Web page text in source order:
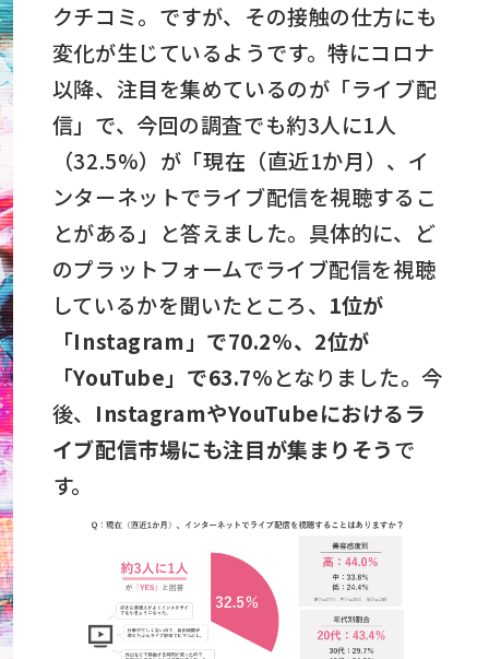
クチコミ。ですが、その接触の仕方にも
変化が生じているようです。特にコロナ
以降、注目を集めているのが「ライブ配
信」で、今回の調査でも約3人に1人
（32.5%）が「現在（直近1か月）、イ
ンターネットでライブ配信を視聴するこ
とがある」と答えました。具体的に、ど
のプラットフォームでライブ配信を視聴
しているかを聞いたところ、 1位が
「Instagram」で70.2%、2位が
「YouTube」で63.7%となりました。今
後、 InstagramやYouTubeにおけるラ
イブ配信市場にも注目が集まりそうで
す。